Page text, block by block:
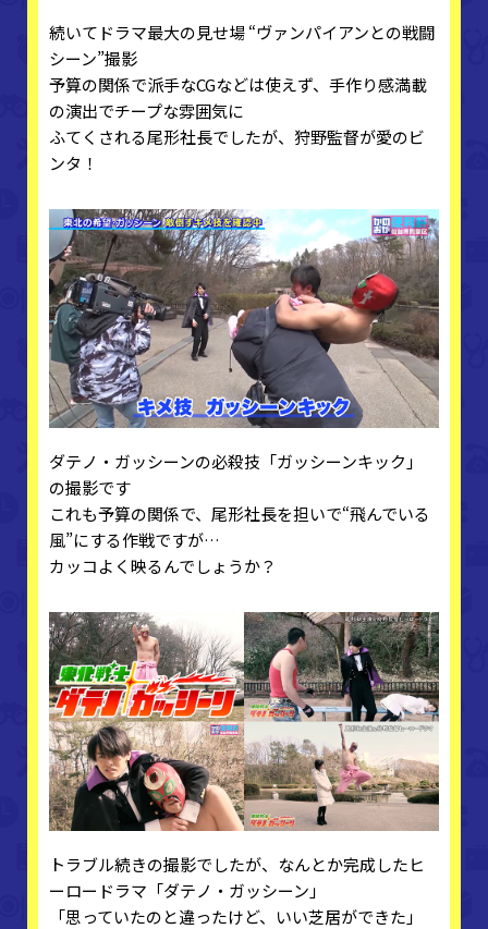
続いてドラマ最大の見せ場 “ヴァンパイアンとの戦闘
シーン”撮影
予算の関係で派手なCGなどは使えず、手作り感満載
の演出でチープな雰囲気に
ふてくされる尾形社長でしたが、狩野監督が愛のビ
ンタ！
ダテノ・ガッシーンの必殺技「ガッシーンキック」
の撮影です
これも予算の関係で、尾形社長を担いで“飛んでいる
風”にする作戦ですが…
カッコよく映るんでしょうか？
トラブル続きの撮影でしたが、なんとか完成したヒ
ーロードラマ「ダテノ・ガッシーン」
「思っていたのと違ったけど、いい芝居ができた」